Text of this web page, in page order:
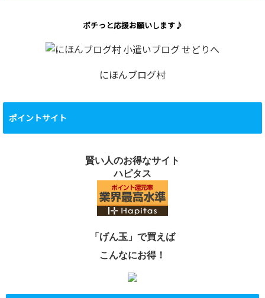
ポチっと応援お願いします♪
にほんブログ村
ポイントサイト
賢い人のお得なサイト
ハピタス
「げん玉」で買えば
こんなにお得！